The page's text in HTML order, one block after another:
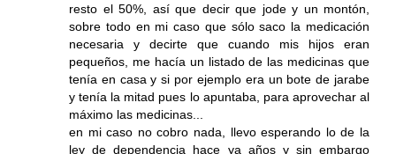
resto el 50%, así que decir que jode y un montón,
sobre todo en mi caso que sólo saco la medicación
necesaria y decirte que cuando mis hijos eran
pequeños, me hacía un listado de las medicinas que
tenía en casa y si por ejemplo era un bote de jarabe
y tenía la mitad pues lo apuntaba, para aprovechar al
máximo las medicinas...
en mi caso no cobro nada, llevo esperando lo de la
ley de dependencia hace ya años y sin embargo